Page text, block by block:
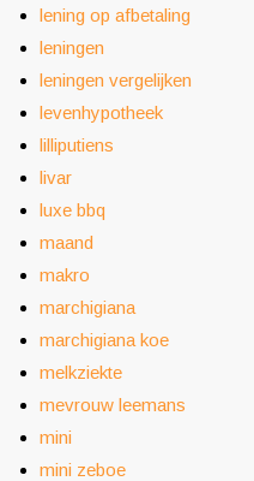
lening op afbetaling
leningen
leningen vergelijken
levenhypotheek
lilliputiens
livar
luxe bbq
maand
makro
marchigiana
marchigiana koe
melkziekte
mevrouw leemans
mini
mini zeboe